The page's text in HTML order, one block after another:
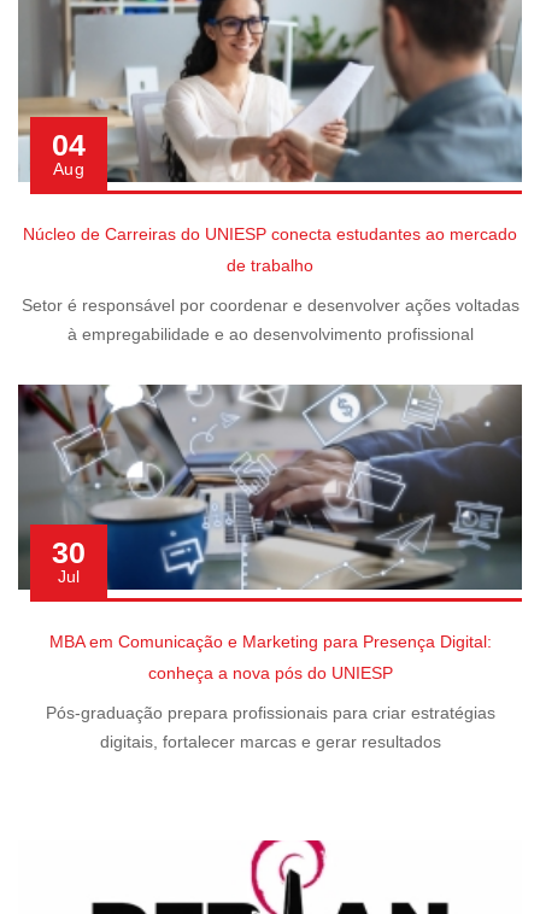
04
Aug
Núcleo de Carreiras do UNIESP conecta estudantes ao mercado
de trabalho
Setor é responsável por coordenar e desenvolver ações voltadas
à empregabilidade e ao desenvolvimento profissional
30
Jul
MBA em Comunicação e Marketing para Presença Digital:
conheça a nova pós do UNIESP
Pós-graduação prepara profissionais para criar estratégias
digitais, fortalecer marcas e gerar resultados